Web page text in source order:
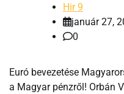
Hir 9
január 27,
0
Euró bevezetése
a Magyar pénzről! Orbán